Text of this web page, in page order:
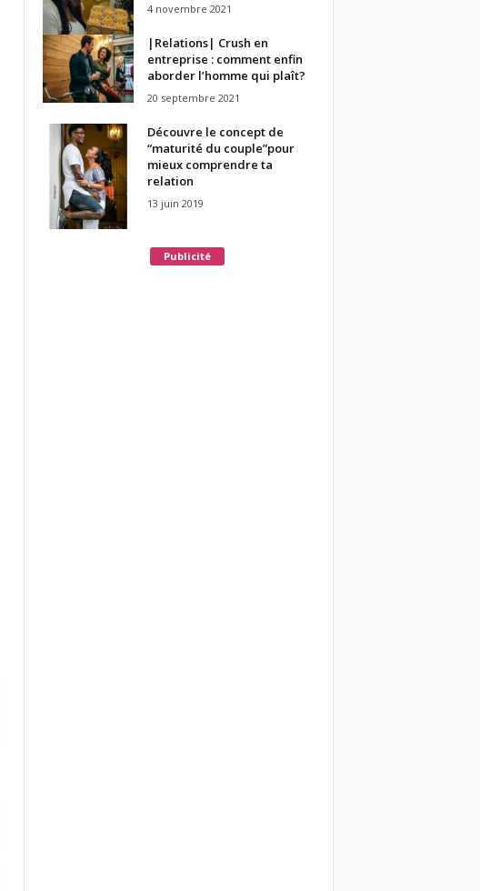
4 novembre 2021
|Relations| Crush en
entreprise : comment enfin
aborder l’homme qui plaît?
20 septembre 2021
Découvre le concept de
“maturité du couple”pour
mieux comprendre ta
relation
13 juin 2019
Publicité